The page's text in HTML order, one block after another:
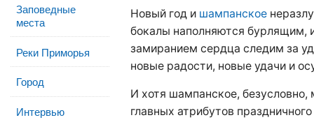
Заповедные
места
Реки Приморья
Город
Интервью
Новый год и шампанское
бокалы наполняются бурлящим,
замиранием сердца следим за
новые радости, новые удачи и
И хотя шампанское, безусловно,
главных атрибутов